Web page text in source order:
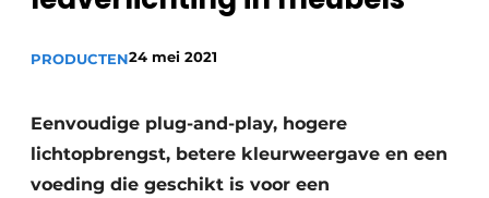
Vacature aanmelden
Vacatures
PRODUCTEN24 mei 2021
Eenvoudige plug-and-play, hogere
lichtopbrengst, betere kleurweergave en een
voeding die geschikt is voor een